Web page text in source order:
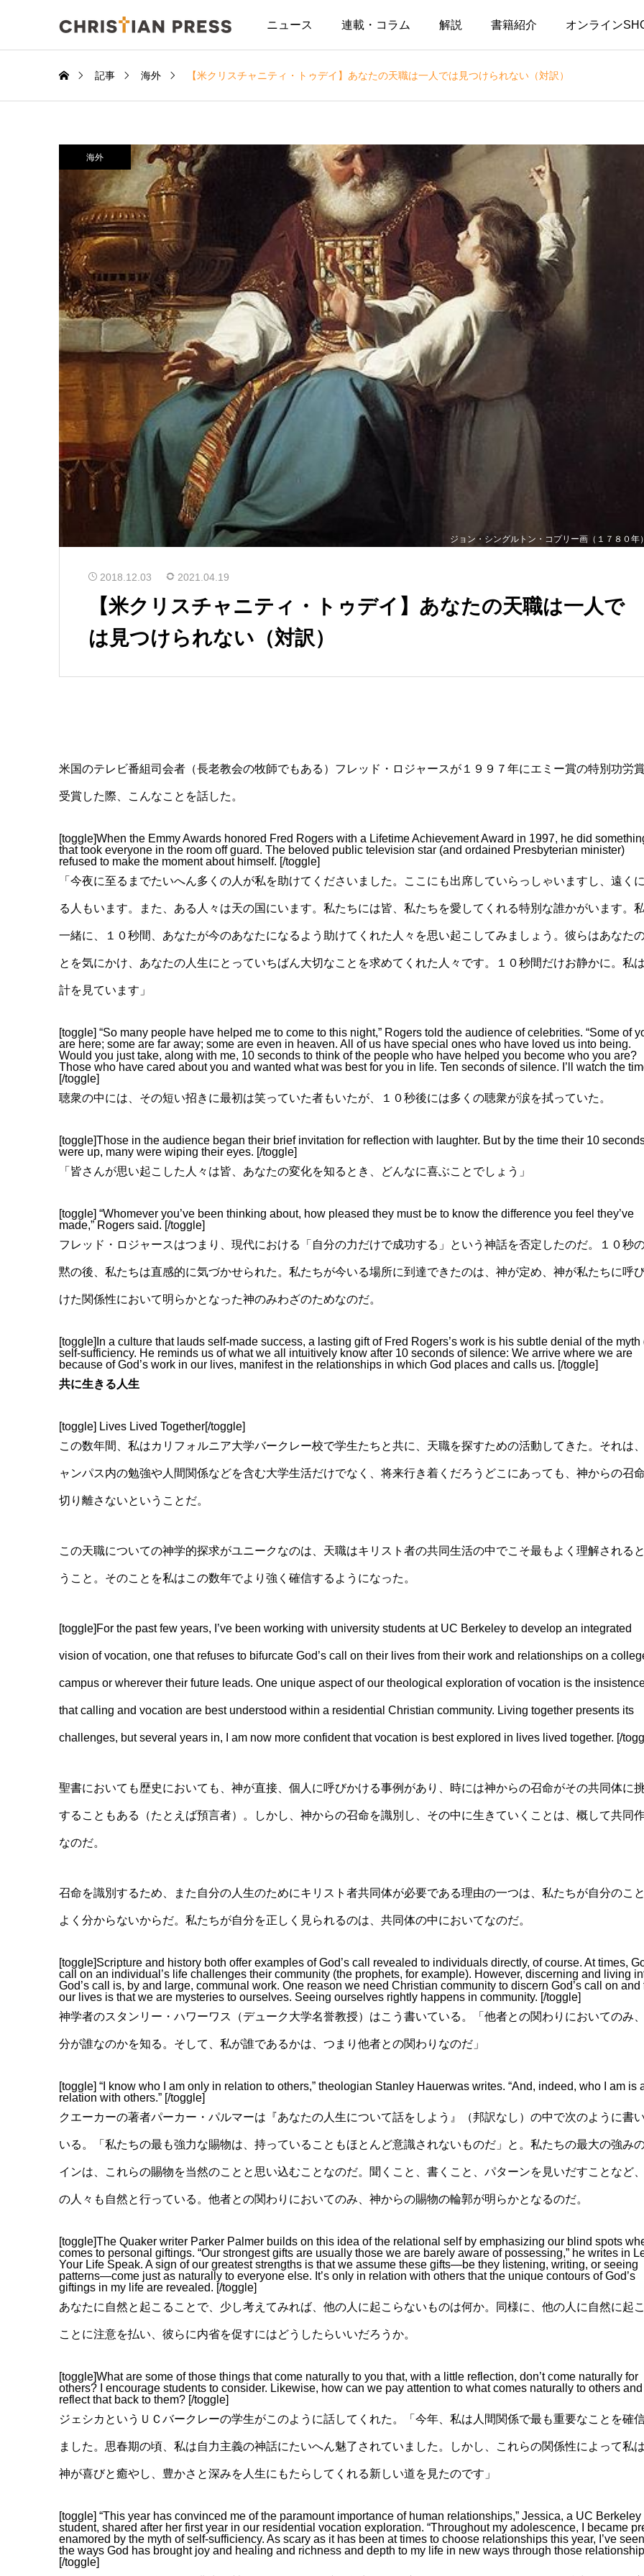
ニュース 連載・コラム 解説 書籍紹介 オンライン
記事 海外 【米クリスチャニティ・トゥデイ】あなたの天職は一人では見つけられない（対訳）
ジョン・シングルトン・コプリー画（１７８０年）
海外
2018.12.03 2021.04.19
【米クリスチャニティ・トゥデイ】あなたの天職は一人で
は見つけられない（対訳）
米国のテレビ番組司会者（長老教会の牧師でもある）フレッド・ロジャースが１９９７年にエミー賞の特別功労
受賞した際、こんなことを話した。
[toggle]When the Emmy Awards honored Fred Rogers with a Lifetime Achievement Award in 1997, he did
that took everyone in the room off guard. The beloved public television star (and ordained Presbyterian minister)
refused to make the moment about himself. [/toggle]
「今夜に至るまでたいへん多くの人が私を助けてくださいました。ここにも出席していらっしゃいますし、遠く
る人もいます。また、ある人々は天の国にいます。私たちには皆、私たちを愛してくれる特別な誰かがいます。
一緒に、１０秒間、あなたが今のあなたになるよう助けてくれた人々を思い起こしてみましょう。彼らはあなた
とを気にかけ、あなたの人生にとっていちばん大切なことを求めてくれた人々です。１０秒間だけお静かに。私
計を見ています」
[toggle] “So many people have helped me to come to this night,” Rogers told the audience of celebrities. “Some of
are here; some are far away; some are even in heaven. All of us have special ones who have loved us into being.
Would you just take, along with me, 10 seconds to think of the people who have helped you become who you are?
Those who have cared about you and wanted what was best for you in life. Ten seconds of silence. I’ll watch the
[/toggle]
聴衆の中には、その短い招きに最初は笑っていた者もいたが、１０秒後には多くの聴衆が涙を拭っていた。
[toggle]Those in the audience began their brief invitation for reflection with laughter. But by the time their 10
were up, many were wiping their eyes. [/toggle]
「皆さんが思い起こした人々は皆、あなたの変化を知るとき、どんなに喜ぶことでしょう」
[toggle] “Whomever you’ve been thinking about, how pleased they must be to know the difference you feel they’ve
made,” Rogers said. [/toggle]
フレッド・ロジャースはつまり、現代における「自分の力だけで成功する」という神話を否定したのだ。１０秒
黙の後、私たちは直感的に気づかせられた。私たちが今いる場所に到達できたのは、神が定め、神が私たちに呼
けた関係性において明らかとなった神のみわざのためなのだ。
[toggle]In a culture that lauds self-made success, a lasting gift of Fred Rogers’s work is his subtle denial of the myth
self-sufficiency. He reminds us of what we all intuitively know after 10 seconds of silence: We arrive where we are
because of God’s work in our lives, manifest in the relationships in which God places and calls us. [/toggle]
共に生きる人生
[toggle] Lives Lived Together[/toggle]
この数年間、私はカリフォルニア大学バークレー校で学生たちと共に、天職を探すための活動してきた。それは
ャンパス内の勉強や人間関係などを含む大学生活だけでなく、将来行き着くだろうどこにあっても、神からの召
切り離さないということだ。
この天職についての神学的探求がユニークなのは、天職はキリスト者の共同生活の中でこそ最もよく理解される
うこと。そのことを私はこの数年でより強く確信するようになった。
[toggle]For the past few years, I’ve been working with university students at UC Berkeley to develop an integrated
vision of vocation, one that refuses to bifurcate God’s call on their lives from their work and relationships on a
campus or wherever their future leads. One unique aspect of our theological exploration of vocation is the
that calling and vocation are best understood within a residential Christian community. Living together presents its
challenges, but several years in, I am now more confident that vocation is best explored in lives lived together. [/
聖書においても歴史においても、神が直接、個人に呼びかける事例があり、時には神からの召命がその共同体に
することもある（たとえば預言者）。しかし、神からの召命を識別し、その中に生きていくことは、概して共同
なのだ。
召命を識別するため、また自分の人生のためにキリスト者共同体が必要である理由の一つは、私たちが自分のこ
よく分からないからだ。私たちが自分を正しく見られるのは、共同体の中においてなのだ。
[toggle]Scripture and history both offer examples of God’s call revealed to individuals directly, of course. At times,
call on an individual’s life challenges their community (the prophets, for example). However, discerning and living
God’s call is, by and large, communal work. One reason we need Christian community to discern God’s call on and
our lives is that we are mysteries to ourselves. Seeing ourselves rightly happens in community. [/toggle]
神学者のスタンリー・ハワーワス（デューク大学名誉教授）はこう書いている。「他者との関わりにおいてのみ
分が誰なのかを知る。そして、私が誰であるかは、つまり他者との関わりなのだ」
[toggle] “I know who I am only in relation to others,” theologian Stanley Hauerwas writes. “And, indeed, who I am is
relation with others.” [/toggle]
クエーカーの著者パーカー・パルマーは『あなたの人生について話をしよう』（邦訳なし）の中で次のように書
いる。「私たちの最も強力な賜物は、持っていることもほとんど意識されないものだ」と。私たちの最大の強み
インは、これらの賜物を当然のことと思い込むことなのだ。聞くこと、書くこと、パターンを見いだすことなど
の人々も自然と行っている。他者との関わりにおいてのみ、神からの賜物の輪郭が明らかとなるのだ。
[toggle]The Quaker writer Parker Palmer builds on this idea of the relational self by emphasizing our blind spots
comes to personal giftings. “Our strongest gifts are usually those we are barely aware of possessing,” he writes in
Your Life Speak. A sign of our greatest strengths is that we assume these gifts—be they listening, writing, or seeing
patterns—come just as naturally to everyone else. It’s only in relation with others that the unique contours of God’s
giftings in my life are revealed. [/toggle]
あなたに自然と起こることで、少し考えてみれば、他の人に起こらないものは何か。同様に、他の人に自然に起
ことに注意を払い、彼らに内省を促すにはどうしたらいいだろうか。
[toggle]What are some of those things that come naturally to you that, with a little reflection, don’t come naturally for
others? I encourage students to consider. Likewise, how can we pay attention to what comes naturally to others and
reflect that back to them? [/toggle]
ジェシカというＵＣバークレーの学生がこのように話してくれた。「今年、私は人間関係で最も重要なことを確
ました。思春期の頃、私は自力主義の神話にたいへん魅了されていました。しかし、これらの関係性によって私は
神が喜びと癒やし、豊かさと深みを人生にもたらしてくれる新しい道を見たのです」
[toggle] “This year has convinced me of the paramount importance of human relationships,” Jessica, a UC Berkeley
student, shared after her first year in our residential vocation exploration. “Throughout my adolescence, I became
enamored by the myth of self-sufficiency. As scary as it has been at times to choose relationships this year, I’ve seen
the ways God has brought joy and healing and richness and depth to my life in new ways through those
[/toggle]